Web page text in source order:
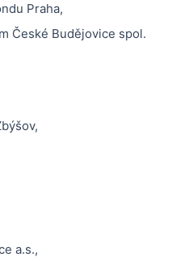
Praha,
České Budějovice spol.
a.s.,